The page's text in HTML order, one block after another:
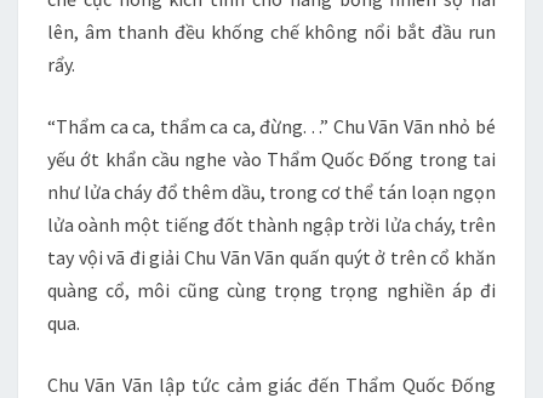
lên, âm thanh đều khống chế không nổi bắt đầu run
rẩy.
“Thẩm ca ca, thẩm ca ca, đừng. . .” Chu Vãn Vãn nhỏ bé
yếu ớt khẩn cầu nghe vào Thẩm Quốc Đống trong tai
như lửa cháy đổ thêm dầu, trong cơ thể tán loạn ngọn
lửa oành một tiếng đốt thành ngập trời lửa cháy, trên
tay vội vã đi giải Chu Vãn Vãn quấn quýt ở trên cổ khăn
quàng cổ, môi cũng cùng trọng trọng nghiền áp đi
qua.
Chu Vãn Vãn lập tức cảm giác đến Thẩm Quốc Đống